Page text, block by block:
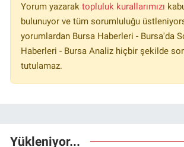
Yorum yazarak topluluk kurallarımızı
bulunuyor ve tüm sorumluluğu
yorumlardan Bursa Haberleri - Bursa'da
Haberleri - Bursa Analiz hiçbir şekilde
tutulamaz.
Yükleniyor...